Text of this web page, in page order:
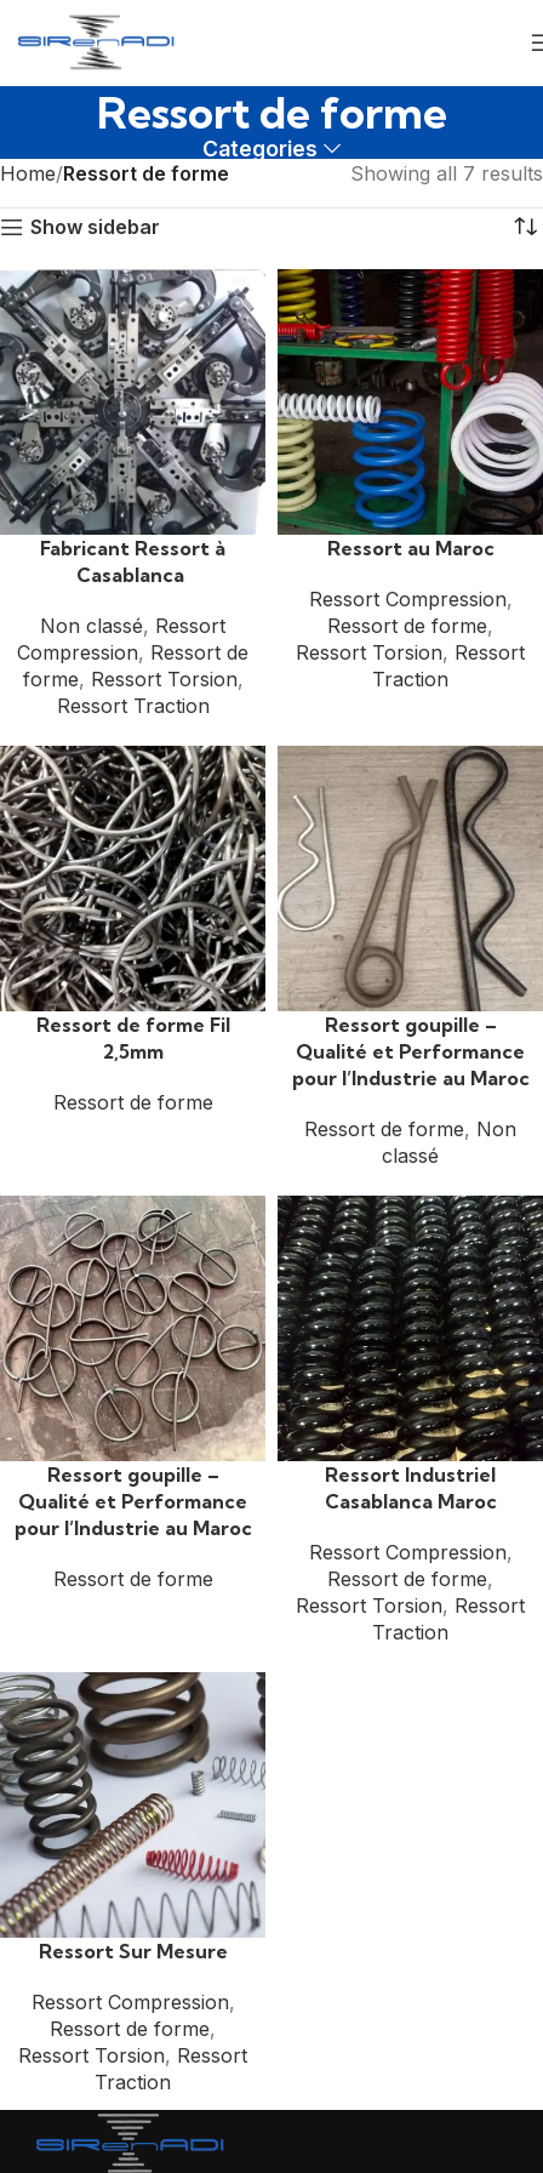
Ressort de forme
Categories
Home Ressort de forme Showing all 7 results
Show sidebar
Fabricant Ressort à
Casablanca
Non classé, Ressort
Compression, Ressort de
forme, Ressort Torsion,
Ressort Traction
Ressort au Maroc
Ressort Compression,
Ressort de forme,
Ressort Torsion, Ressort
Traction
Ressort de forme Fil
2,5mm
Ressort de forme
Ressort goupille –
Qualité et Performance
pour l’Industrie au Maroc
Ressort de forme, Non
classé
Ressort goupille –
Qualité et Performance
pour l’Industrie au Maroc
Ressort de forme
Ressort Industriel
Casablanca Maroc
Ressort Compression,
Ressort de forme,
Ressort Torsion, Ressort
Traction
Ressort Sur Mesure
Ressort Compression,
Ressort de forme,
Ressort Torsion, Ressort
Traction